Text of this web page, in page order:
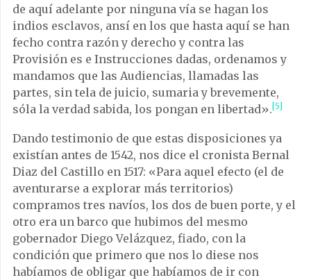
de aquí adelante por ninguna vía se hagan los
indios esclavos, ansí en los que hasta aquí se han
fecho contra razón y derecho y contra las
Provisión es e Instrucciones dadas, ordenamos y
mandamos que las Audiencias, llamadas las
partes, sin tela de juicio, sumaria y brevemente,
sóla la verdad sabida, los pongan en libertad».[5]
Dando testimonio de que estas disposiciones ya
existían antes de 1542, nos dice el cronista Bernal
Diaz del Castillo en 1517: «Para aquel efecto (el de
aventurarse a explorar más territorios)
compramos tres navíos, los dos de buen porte, y el
otro era un barco que hubimos del mesmo
gobernador Diego Velázquez, fiado, con la
condición que primero que nos lo diese nos
habíamos de obligar que habíamos de ir con